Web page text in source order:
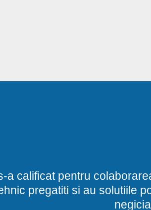
a calificat pentru
pregatiti si au solutiile